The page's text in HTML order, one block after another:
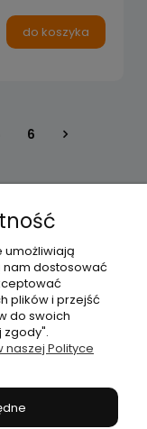
do koszyka
6
umożliwiają
nam dostosować
plików i przejść
do swoich
zgody".
naszej Polityce